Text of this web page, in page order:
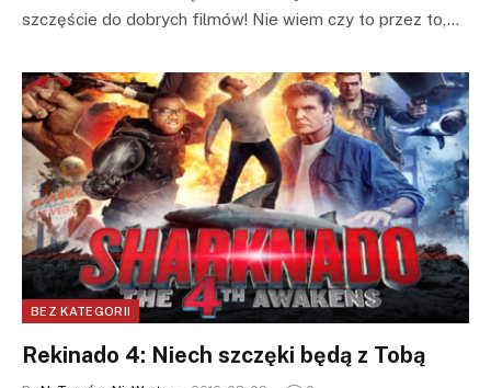
szczęście do dobrych filmów! Nie wiem czy to przez to,…
BEZ KATEGORII
Rekinado 4: Niech szczęki będą z Tobą